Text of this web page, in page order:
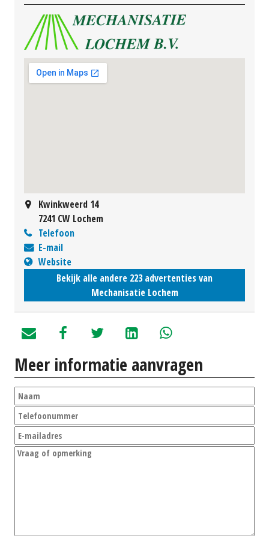
Kwinkweerd 14
7241 CW Lochem
Telefoon
E-mail
Website
Bekijk alle andere 223 advertenties van
Mechanisatie Lochem
Meer informatie aanvragen